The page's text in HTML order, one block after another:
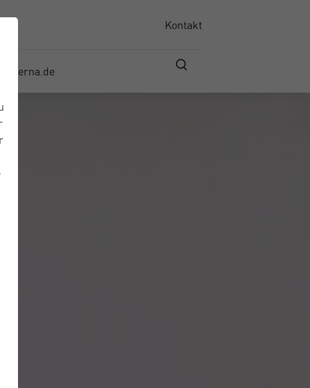
Kontakt